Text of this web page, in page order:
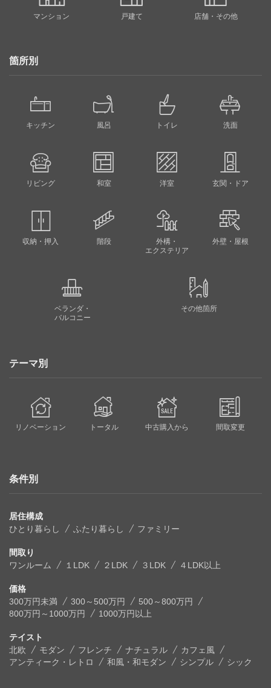
マンション 戸建て 店舗・その他
箇所別
キッチン 風呂 トイレ 洗面
リビング 和室 洋室 玄関・ドア
収納・押入 階段
外構・
エクステリア
外壁・屋根
ベランダ・
バルコニー
その他箇所
テーマ別
リノベーション トータル 中古購入から 間取変更
条件別
居住構成
ひとり暮らし
ふたり暮らし ファミリー
間取り
ワンルーム
１LDK ２LDK ３LDK ４LDK以上
価格
300万円未満
300～500万円
500～800万円
800万円～1000万円
1000万円以上
テイスト
北欧
モダン フレンチ ナチュラル
カフェ風
アンティーク・レトロ
和風・和モダン シンプル シック